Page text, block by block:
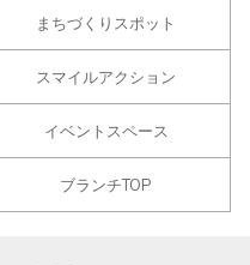
まちづくりスポット
スマイルアクション
イベントスペース
ブランチTOP